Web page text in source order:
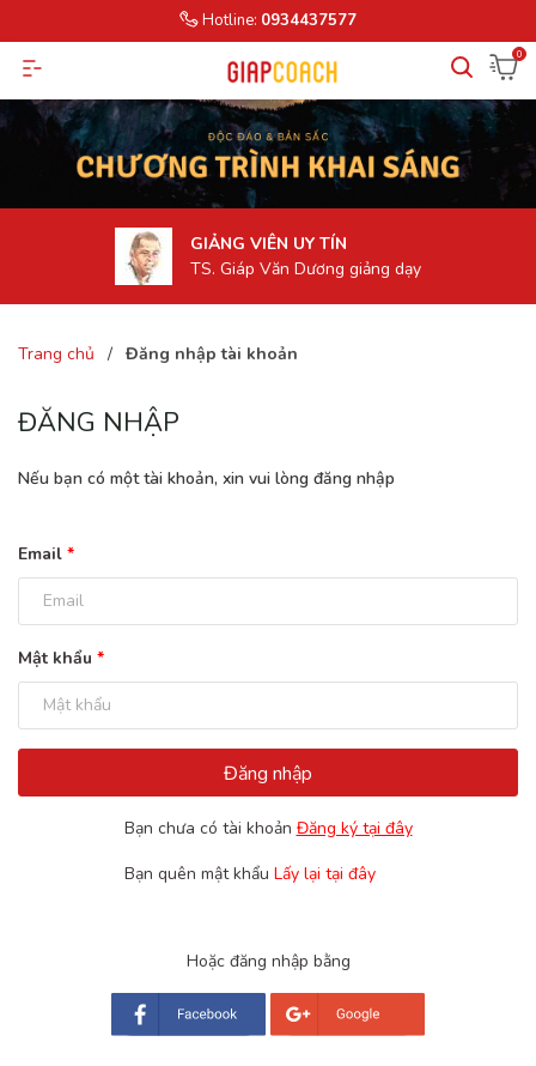
Hotline: 0934437577
0
GIẢNG VIÊN UY TÍN
TS. Giáp Văn Dương giảng dạy
Trang chủ / Đăng nhập tài khoản
ĐĂNG NHẬP
Nếu bạn có một tài khoản, xin vui lòng đăng nhập
Email *
Mật khẩu *
Đăng nhập
Bạn chưa có tài khoản Đăng ký tại đây
Bạn quên mật khẩu Lấy lại tại đây
Hoặc đăng nhập bằng